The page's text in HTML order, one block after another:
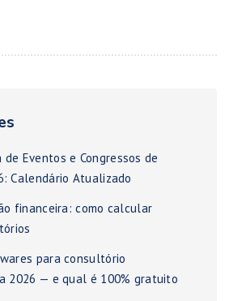
Eventos e Congressos de
Calendário Atualizado
financeira: como calcular
para consultório
2026 — e qual é 100% gratuito